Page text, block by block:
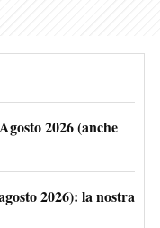
2026 (anche
2026): la nostra